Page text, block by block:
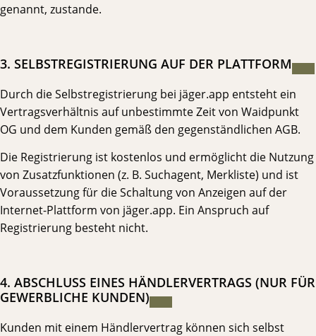
genannt, zustande.
3. SELBSTREGISTRIERUNG AUF DER PLATTFORM
Durch die Selbstregistrierung bei jäger.app entsteht ein
Vertragsverhältnis auf unbestimmte Zeit von Waidpunkt
OG und dem Kunden gemäß den gegenständlichen AGB.
Die Registrierung ist kostenlos und ermöglicht die Nutzung
von Zusatzfunktionen (z. B. Suchagent, Merkliste) und ist
Voraussetzung für die Schaltung von Anzeigen auf der
Internet-Plattform von jäger.app. Ein Anspruch auf
Registrierung besteht nicht.
4. ABSCHLUSS EINES HÄNDLERVERTRAGS (NUR FÜR
GEWERBLICHE KUNDEN)
Kunden mit einem Händlervertrag können sich selbst